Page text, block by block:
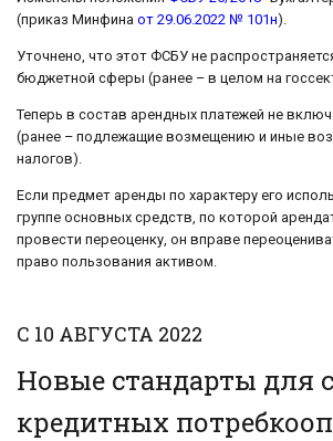
(приказ Минфина от 29.06.2022 № 101н).
Уточнено, что этот ФСБУ не
бюджетной сферы (ранее – в целом на
Теперь в состав арендных платежей не
(ранее – подлежащие возмещению и иные
налогов).
Если предмет аренды по характеру его
группе основных средств, по которой
провести переоценку, он вправе
право пользования активом.
С 10 АВГУСТА 2022
Новые стандарты для
кредитных